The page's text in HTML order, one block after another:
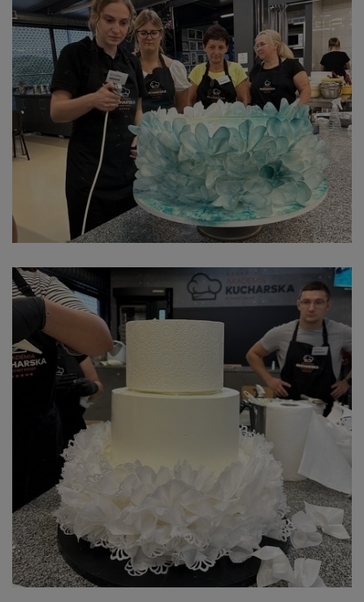
Podaj miejscowość zatrudnienia
Podaj kod pocztowy zatrudnienia
Podaj powiat zatrudnienia
Wybierz województwo zatrudnienia
Wybierz formę zatrudnienia
Czy jesteś zatrudniony/a?
Czy jesteś osobą uczącą się?
TAK NIE
Czy posiadasz orzeczenie o
niepełnosprawności?